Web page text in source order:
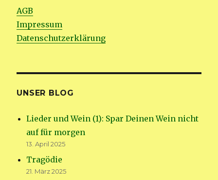
AGB
Impressum
Datenschutzerklärung
UNSER BLOG
Lieder und Wein (1): Spar Deinen Wein nicht
auf für morgen
13. April 2025
Tragödie
21. März 2025